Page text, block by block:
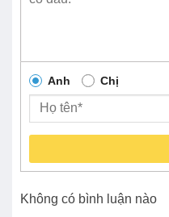
Anh Chị
Không có bình luận nào